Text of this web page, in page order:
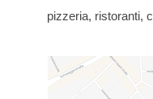
pizzeria, ristoranti,